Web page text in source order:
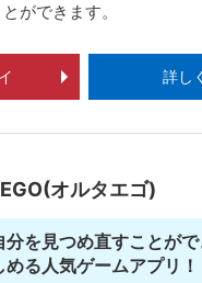
ができます。
詳し
オルタエゴ)
分を見つめ直すことが
る人気ゲームアプリ！